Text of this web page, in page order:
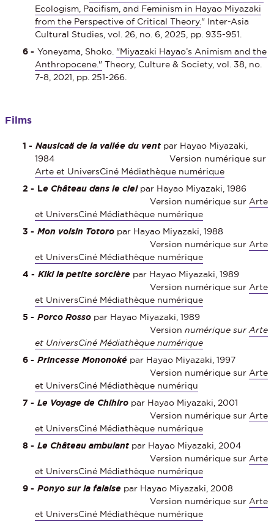
Ecologism, Pacifism, and Feminism in Hayao Miyazaki
from the Perspective of Critical Theory." Inter-Asia
Cultural Studies, vol. 26, no. 6, 2025, pp. 935-951.
Yoneyama, Shoko. "Miyazaki Hayao’s Animism and the
Anthropocene." Theory, Culture & Society, vol. 38, no.
7-8, 2021, pp. 251-266.
Films
Nausicaä de la vallée du vent par Hayao Miyazaki,
1984 Version numérique sur
Arte et UniversCiné Médiathèque numérique
Le Château dans le ciel par Hayao Miyazaki, 1986
Version numérique surArte
et UniversCiné Médiathèque numérique
Mon voisin Totoro par Hayao Miyazaki, 1988
Version numérique surArte
et UniversCiné Médiathèque numérique
Kiki la petite sorcière par Hayao Miyazaki, 1989
Version numérique surArte
et UniversCiné Médiathèque numérique
Porco Rosso par Hayao Miyazaki, 1989
Versionnumérique surArte
et UniversCiné Médiathèque numérique
Princesse Mononoké par Hayao Miyazaki, 1997
Version numérique surArte
et UniversCiné Médiathèque numériqu
Le Voyage de Chihiro par Hayao Miyazaki, 2001
Version numérique surArte
et UniversCiné Médiathèque numérique
Le Château ambulant par Hayao Miyazaki, 2004
Version numérique surArte
et UniversCiné Médiathèque numérique
Ponyo sur la falaise par Hayao Miyazaki, 2008
Version numérique surArte
et UniversCiné Médiathèque numérique